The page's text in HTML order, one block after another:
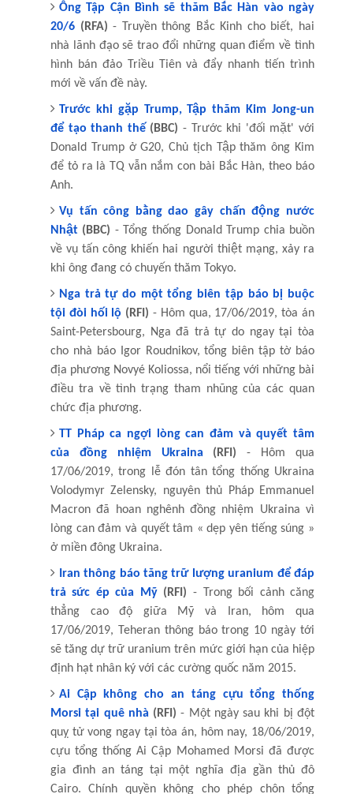
Ông Tập Cận Bình sẽ thăm Bắc Hàn vào ngày
20/6(RFA) - Truyền thông Bắc Kinh cho biết, hai
nhà lãnh đạo sẽ trao đổi những quan điểm về tình
hình bán đảo Triều Tiên và đẩy nhanh tiến trình
mới về vấn đề này.
Trước khi gặp Trump, Tập thăm Kim Jong-un
để tạo thanh thế(BBC) - Trước khi 'đối mặt' với
Donald Trump ở G20, Chủ tịch Tập thăm ông Kim
để tỏ ra là TQ vẫn nắm con bài Bắc Hàn, theo báo
Anh.
Vụ tấn công bằng dao gây chấn động nước
Nhật(BBC) - Tổng thống Donald Trump chia buồn
về vụ tấn công khiến hai người thiệt mạng, xảy ra
khi ông đang có chuyến thăm Tokyo.
Nga trả tự do một tổng biên tập báo bị buộc
tội đòi hối lộ (RFI) - Hôm qua, 17/06/2019, tòa án
Saint-Petersbourg, Nga đã trả tự do ngay tại tòa
cho nhà báo Igor Roudnikov, tổng biên tập tờ báo
địa phương Novyé Koliossa, nổi tiếng với những bài
điều tra về tình trạng tham nhũng của các quan
chức địa phương.
TT Pháp ca ngợi lòng can đảm và quyết tâm
của đồng nhiệm Ukraina (RFI) - Hôm qua
17/06/2019, trong lễ đón tân tổng thống Ukraina
Volodymyr Zelensky, nguyên thủ Pháp Emmanuel
Macron đã hoan nghênh đồng nhiệm Ukraina vì
lòng can đảm và quyết tâm « dẹp yên tiếng súng »
ở miền đông Ukraina.
Iran thông báo tăng trữ lượng uranium để đáp
trả sức ép của Mỹ(RFI) - Trong bối cảnh căng
thẳng cao độ giữa Mỹ và Iran, hôm qua
17/06/2019, Teheran thông báo trong 10 ngày tới
sẽ tăng dự trữ uranium trên mức giới hạn của hiệp
định hạt nhân ký với các cường quốc năm 2015.
Ai Cập không cho an táng cựu tổng thống
Morsi tại quê nhà (RFI) - Một ngày sau khi bị đột
quỵ tử vong ngay tại tòa án, hôm nay, 18/06/2019,
cựu tổng thống Ai Cập Mohamed Morsi đã được
gia đình an táng tại một nghĩa địa gần thủ đô
Cairo. Chính quyền không cho phép chôn tổng